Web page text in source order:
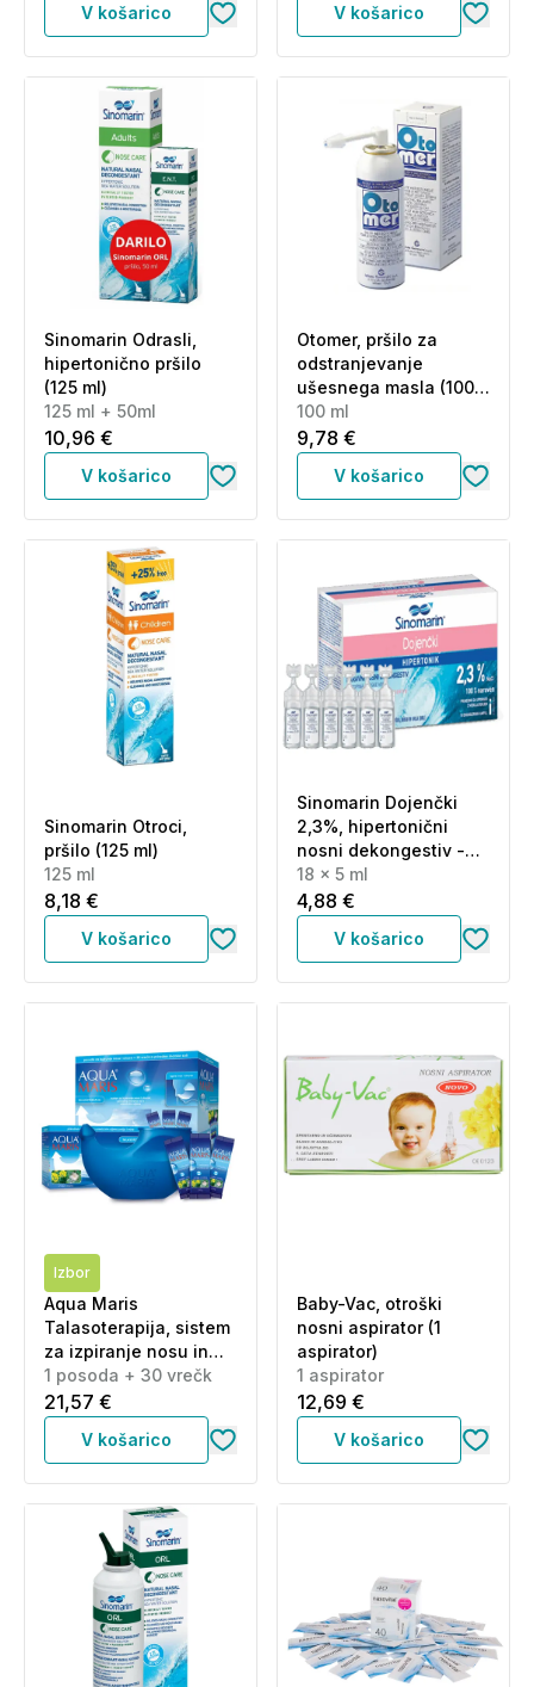
V košarico V košarico
Sinomarin Odrasli,
hipertonično pršilo
(125 ml)
125 ml + 50ml
10,96 €
V košarico
Otomer, pršilo za
odstranjevanje
ušesnega masla (100
ml)
100 ml
9,78 €
V košarico
Sinomarin Otroci,
pršilo (125 ml)
125 ml
8,18 €
V košarico
Sinomarin Dojenčki
2,3%, hipertonični
nosni dekongestiv -
ampule(18 x 5 ml)
18 x 5 ml
4,88 €
V košarico
Izbor
Aqua Maris
Talasoterapija, sistem
za izpiranje nosu in
sinusov (1 posoda +
30 vrečk)
1 posoda + 30 vrečk
21,57 €
V košarico
Baby-Vac, otroški
nosni aspirator (1
aspirator)
1 aspirator
12,69 €
V košarico